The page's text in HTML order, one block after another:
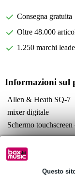
Questo
Consegna gratuita
Oltre 48.000
1.250 marchi
Informazioni sul
Allen & Heath SQ-7
mixer digitale
Schermo
Vedi anche (4)